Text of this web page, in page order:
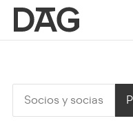
Socios y socias